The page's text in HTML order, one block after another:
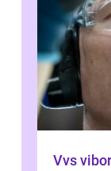
Vvs viborg sådan vælger du